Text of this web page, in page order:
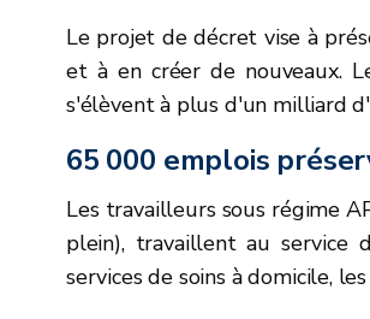
Le projet de décret vise à
et à en créer de nouveaux.
s'élèvent à plus d'un milliard
65 000 emplois
Les travailleurs sous régime
plein), travaillent au service
services de soins à domicile,